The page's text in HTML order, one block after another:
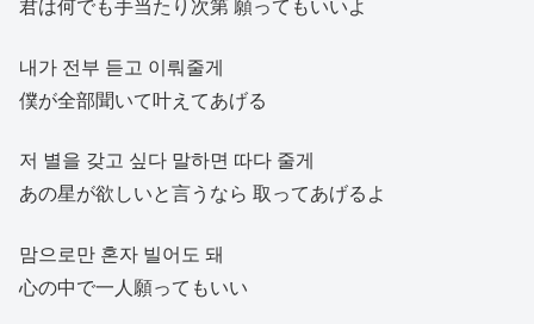
君は何でも手当たり次第 願ってもいいよ
내가 전부 듣고 이뤄줄게
僕が全部聞いて叶えてあげる
저 별을 갖고 싶다 말하면 따다 줄게
あの星が欲しいと言うなら 取ってあげるよ
맘으로만 혼자 빌어도 돼
心の中で一人願ってもいい